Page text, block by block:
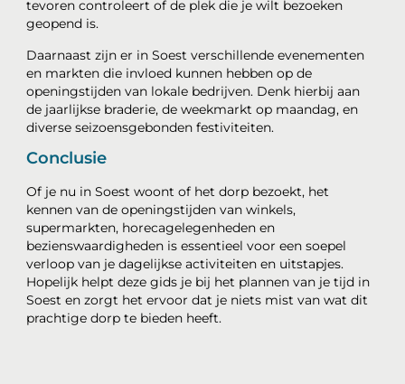
tevoren controleert of de plek die je wilt bezoeken
geopend is.
Daarnaast zijn er in Soest verschillende evenementen
en markten die invloed kunnen hebben op de
openingstijden van lokale bedrijven. Denk hierbij aan
de jaarlijkse braderie, de weekmarkt op maandag, en
diverse seizoensgebonden festiviteiten.
Conclusie
Of je nu in Soest woont of het dorp bezoekt, het
kennen van de openingstijden van winkels,
supermarkten, horecagelegenheden en
bezienswaardigheden is essentieel voor een soepel
verloop van je dagelijkse activiteiten en uitstapjes.
Hopelijk helpt deze gids je bij het plannen van je tijd in
Soest en zorgt het ervoor dat je niets mist van wat dit
prachtige dorp te bieden heeft.